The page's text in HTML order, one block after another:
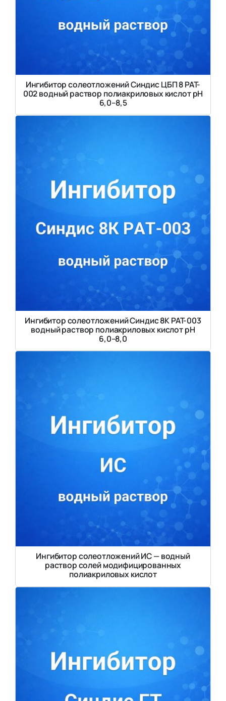
Ингибитор солеотложений Синдис ЦБП 8 PAT-
002 водный раствор полиакриловых кислот pH
6,0–8,5
Ингибитор солеотложений Синдис 8К PAT-003
водный раствор полиакриловых кислот pH
6,0–8,0
Ингибитор солеотложений ИС — водный
раствор солей модифицированных
полиакриловых кислот